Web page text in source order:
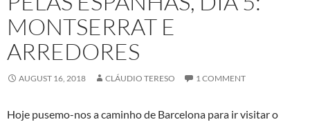
MONTSERRAT E
ARREDORES
AUGUST 16, 2018 CLÁUDIO TERESO 1 COMMENT
Hoje pusemo-nos a caminho de Barcelona para ir visitar o